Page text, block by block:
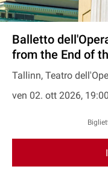
Balletto
from the End of
Tallinn, Teatro
ven 02. ott 2026, 19:00